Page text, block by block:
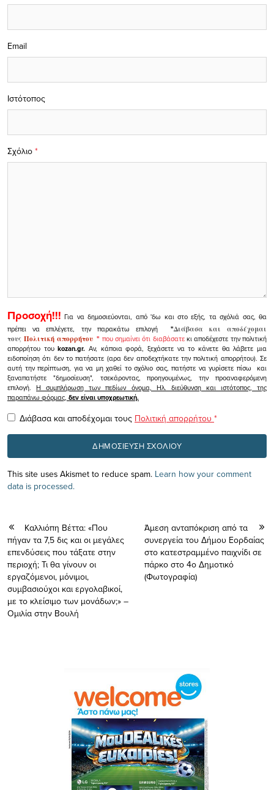
Σχόλιο *
Email
Ιστότοπος
Προσοχή!!! Για να δημοσιεύονται, από 'δω και στο εξής, τα σχόλιά σας, θα
πρέπει να επιλέγετε, την παρακάτω επιλογή
"Διάβασα και αποδέχομαι
τουςΠολιτική απορρήτου" που σημαίνει ότι διαβάσατεκι αποδέχεστε την πολιτική
απορρήτου τουkozan.gr. Αν, κάποια φορά, ξεχάσετε να το κάνετε θα λάβετε μια
ειδοποίηση ότι δεν το πατήσατε (αρα δεν αποδεχτήκατε την πολιτική απορρήτου). Σε
αυτή την περίπτωση, για να μη χαθεί το σχόλιο σας, πατήστε να γυρίσετε πίσω και
ξαναπατήστε "δημοσίευση", τσεκάροντας, προηγουμένως, την προαναφερόμενη
επιλογή.Η συμπλήρωση των πεδίων όνομα, Ηλ. διεύθυνση και ιστότοπος, της
παραπάνω φόρμας, δεν είναι υποχρεωτική.
Διάβασα και αποδέχομαι τους Πολιτική απορρήτου *
This site uses Akismet to reduce spam. Learn how your comment
data is processed.
Καλλιόπη Βέττα: «Που
πήγαν τα 7,5 δις και οι μεγάλες
επενδύσεις που τάξατε στην
περιοχή; Τι θα γίνουν οι
εργαζόμενοι, μόνιμοι,
συμβασιούχοι και εργολαβικοί,
με το κλείσιμο των μονάδων;» –
Ομιλία στην Βουλή
Άμεση ανταπόκριση από τα
συνεργεία του Δήμου Εορδαίας
στο κατεστραμμένο παιχνίδι σε
πάρκο στο 4ο Δημοτικό
(Φωτογραφία)